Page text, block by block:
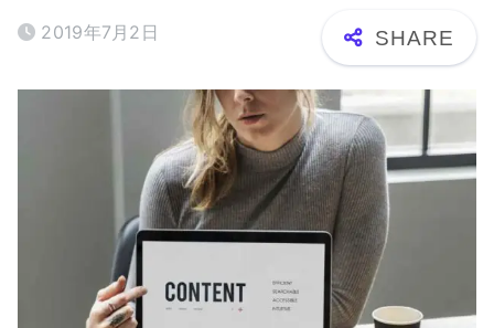
2019年7月2日